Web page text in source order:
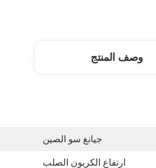
وصف المنتج
جيانغ سو الصين
ارتفاع الكربون الصلب